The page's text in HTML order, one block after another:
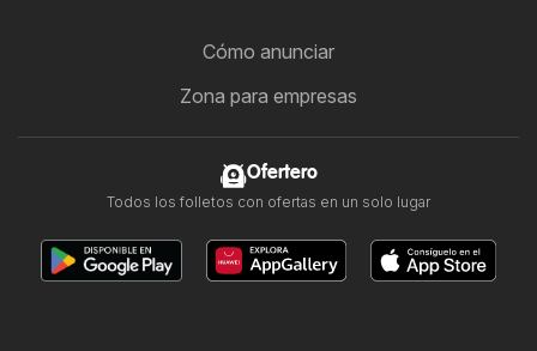
Cómo anunciar
Zona para empresas
Ofertero
Todos los folletos con ofertas en un solo lugar